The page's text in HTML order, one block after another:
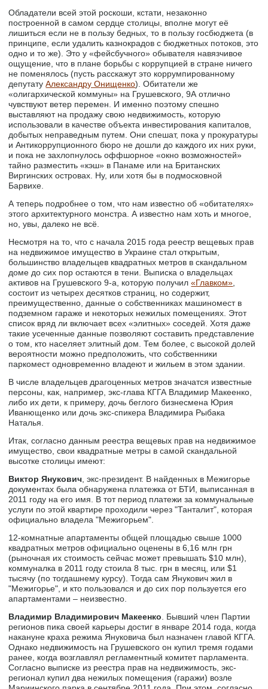
Обладатели всей этой роскоши, кстати, незаконно
построенной в самом сердце столицы, вполне могут её
лишиться если не в пользу бедных, то в пользу госбюджета (в
принципе, если удалить казнокрадов с бюджетных потоков, это
одно и то же). Это у «фейсбучного» обывателя навязчивое
ощущение, что в плане борьбы с коррупцией в стране ничего
не поменялось (пусть расскажут это коррумпированному
депутатуАлександру Онищенко). Обитатели же
«олигархической коммуны» на Грушевского, 9А отлично
чувствуют ветер перемен. И именно поэтому спешно
выставляют на продажу свою недвижимость, которую
использовали в качестве объекта инвестирования капиталов,
добытых неправедным путем. Они спешат, пока у прокуратуры
и Антикоррупционного бюро не дошли до каждого их них руки,
и пока не захлопнулось оффшорное «окно возможностей»
тайно разместить «кэш» в Панаме или на Британских
Виргинских островах. Ну, или хотя бы в подмосковной
Барвихе.
А теперь подробнее о том, что нам известно об «обитателях»
этого архитектурного монстра. А известно нам хоть и многое,
но, увы, далеко не всё.
Несмотря на то, что с начала 2015 года реестр вещевых прав
на недвижимое имущество в Украине стал открытым,
большинство владельцев квадратных метров в скандальном
доме до сих пор остаются в тени. Выписка о владельцах
активов на Грушевского 9-а, которую получил«Главком»
состоит из четырех десятков страниц, но содержит,
преимущественно, данные о собственниках машиномест в
подземном гараже и некоторых нежилых помещениях. Этот
список вряд ли включает всех «элитных» соседей. Хотя даже
такие усеченные данные позволяют составить представление
о том, кто населяет элитный дом. Тем более, с высокой долей
вероятности можно предположить, что собственники
паркомест одновременно владеют и жильем в этом здании.
В числе владельцев драгоценных метров значатся известные
персоны, как, например, экс-глава КГГА Владимир Макеенко,
либо их дети, к примеру, дочь беглого бизнесмена Юрия
Иванющенко или дочь экс-спикера Владимира Рыбака
Наталья.
Итак, согласно данным реестра вещевых прав на недвижимое
имущество, свои квадратные метры в самой скандальной
высотке столицы имеют:
Виктор Янукович , экс-президент. В найденных в Межигорье
документах была обнаружена платежка от БТИ, выписанная в
2011 году на его имя. В тот период платежи за коммунальные
услуги по этой квартире проходили через "Танталит", которая
официально владела "Межигорьем".
12-комнатные апартаменты общей площадью свыше 1000
квадратных метров официально оценены в 6,16 млн грн
(рыночная их стоимость сейчас может превышать $10 млн),
коммуналка в 2011 году стоила 8 тыс. грн в месяц, или $1
тысячу (по тогдашнему курсу). Тогда сам Янукович жил в
"Межигорье", и кто пользовался и до сих пор пользуется его
апартаментами – неизвестно.
Владимир Владимирович Макеенко . Бывший член Партии
регионов пика своей карьеры достиг в январе 2014 года, когда
накануне краха режима Януковича был назначен главой КГГА.
Однако недвижимость на Грушевского он купил тремя годами
ранее, когда возглавлял регламентный комитет парламента.
Согласно выписке из реестра прав на недвижимость, экс-
регионал купил два нежилых помещения (гаражи) возле